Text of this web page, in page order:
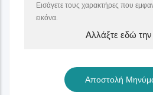
Εισάγετε τους χαρακτήρες που
εικόνα.
Αλλάξτε εδώ